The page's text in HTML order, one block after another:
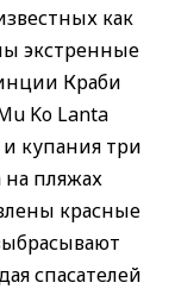
как
экстренные
Краби
Ko Lanta
купания три
пляжах
красные
спасателей